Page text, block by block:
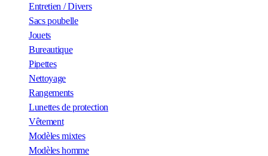
Entretien / Divers
Sacs poubelle
Jouets
Bureautique
Pipettes
Nettoyage
Rangements
Lunettes de protection
Vêtement
Modèles mixtes
Modèles homme